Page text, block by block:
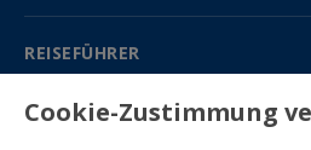
REISEFÜHRER
PARTNER
Cookie-Zustimmung